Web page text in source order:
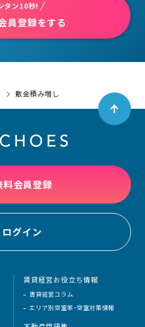
タン10秒!
員登録をする
敷金積み増し
料会員登録
ログイン
賃貸経営お役立ち情報
賃貸経営コラム
エリア別空室率・空室対策情報